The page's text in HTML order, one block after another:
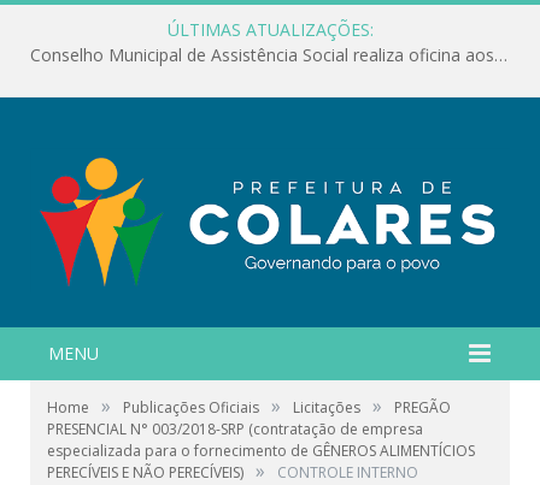
ÚLTIMAS ATUALIZAÇÕES:
Conselho Municipal de Assistência Social realiza oficina aos servidores
MENU
Home » Publicações Oficiais » Licitações »
PREGÃO
PRESENCIAL N° 003/2018-SRP (contratação de empresa
especializada para o fornecimento de GÊNEROS ALIMENTÍCIOS
PERECÍVEIS E NÃO PERECÍVEIS) » CONTROLE INTERNO